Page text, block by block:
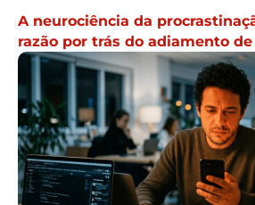
A neurociência da
razão por trás do adiamento